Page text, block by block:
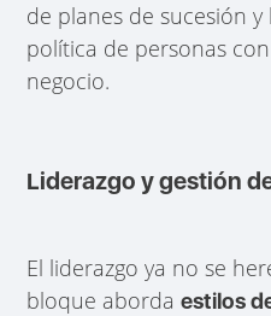
de planes de sucesión
política de personas
negocio.
Liderazgo y gestión
El liderazgo ya no se
bloque abordaestilos